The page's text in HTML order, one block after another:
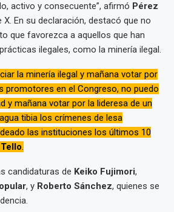
activo y consecuente”, afirmó Pérez
X. En su declaración, destacó que no
que favorezca a aquellos que han
ilegales, como la minería ilegal.
la minería ilegal y mañana votar por
promotores en el Congreso, no puedo
y mañana votar por la lideresa de un
tibia los crímenes de lesa
las instituciones los últimos 10
.
candidaturas de Keiko Fujimori,
, y Roberto Sánchez, quienes se